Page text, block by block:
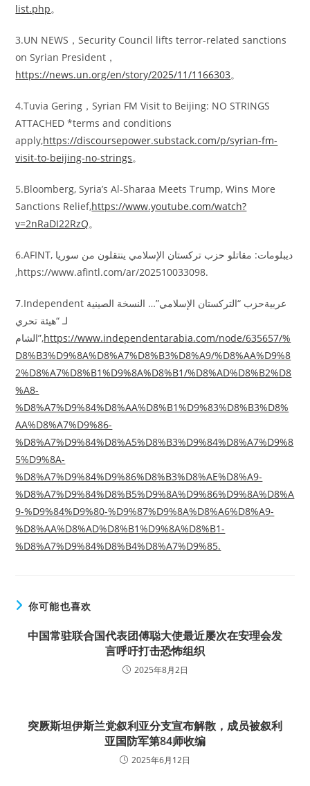
list.php。
3.UN NEWS，Security Council lifts terror-related sanctions
on Syrian President，
https://news.un.org/en/story/2025/11/1166303。
4.Tuvia Gering，Syrian FM Visit to Beijing: NO STRINGS
ATTACHED *terms and conditions
apply,https://discoursepower.substack.com/p/syrian-fm-
visit-to-beijing-no-strings。
5.Bloomberg, Syria’s Al-Sharaa Meets Trump, Wins More
Sanctions Relief,https://www.youtube.com/watch?
v=2nRaDI22RzQ。
6.AFINT, دیبلومات: مقاتلو حزب تركستان الإسلامي ينتقلون من سوريا
,https://www.afintl.com/ar/202510033098.
7.Independent عربيةحزب “التركستان الإسلامي”… النسخة الصينية
لـ “هيئة تحري
الشام”,https://www.independentarabia.com/node/635657/%
D8%B3%D9%8A%D8%A7%D8%B3%D8%A9/%D8%AA%D9%8
2%D8%A7%D8%B1%D9%8A%D8%B1/%D8%AD%D8%B2%D8
%A8-
%D8%A7%D9%84%D8%AA%D8%B1%D9%83%D8%B3%D8%
AA%D8%A7%D9%86-
%D8%A7%D9%84%D8%A5%D8%B3%D9%84%D8%A7%D9%8
5%D9%8A-
%D8%A7%D9%84%D9%86%D8%B3%D8%AE%D8%A9-
%D8%A7%D9%84%D8%B5%D9%8A%D9%86%D9%8A%D8%A
9-%D9%84%D9%80-%D9%87%D9%8A%D8%A6%D8%A9-
%D8%AA%D8%AD%D8%B1%D9%8A%D8%B1-
%D8%A7%D9%84%D8%B4%D8%A7%D9%85.
你可能也喜欢
中国常驻联合国代表团傅聪大使最近屡次在安理会发
言呼吁打击恐怖组织
2025年8月2日
突厥斯坦伊斯兰党叙利亚分支宣布解散，成员被叙利
亚国防军第84师收编
2025年6月12日